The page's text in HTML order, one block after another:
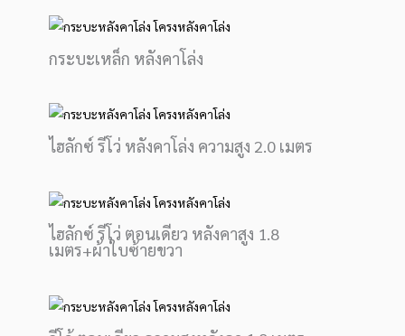
กระบะเหล็ก หลังคาโล่ง
ไฮลักซ์ รีโว่ หลังคาโล่ง ความสูง 2.0 เมตร
ไฮลักซ์ รีโว่ ตอนเดียว หลังคาสูง 1.8
เมตร+ผ้าใบซ้ายขวา